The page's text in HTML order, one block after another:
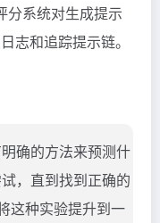
分系统对生成提示
志和追踪提示链。
确的方法来预测什
，直到找到正确的
这种实验提升到一